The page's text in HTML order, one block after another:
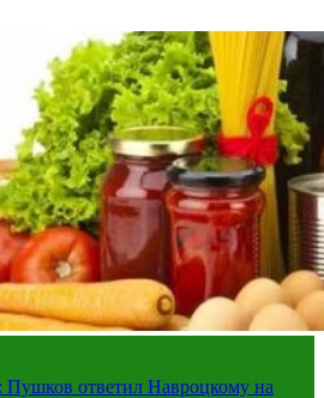
Пушков ответил Навроцкому на